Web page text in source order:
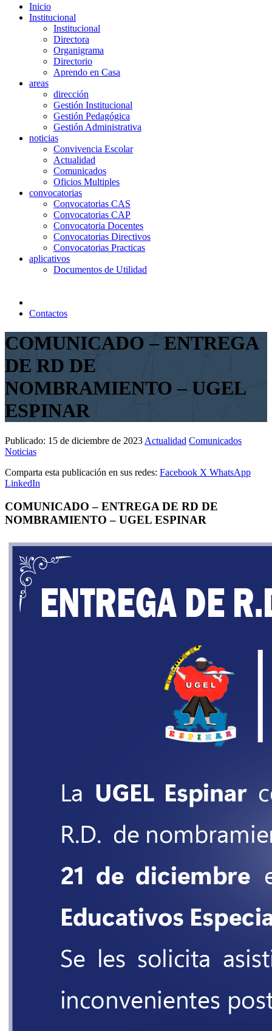
Inicio
Institucional
Institucional
Directora
Organigrama
Directorio
Aprendo en Casa
areas
dirección
Gestión Institucional
Gestión Pedagógica
Gestión Administrativa
noticias
Convivencia Escolar
Actualidad
Comunicados
Oficios Multiples
convocatorias
Convocatorias CAS
Convocatorias CAP
Convocatoria Docentes
Convocatorias Directivos
Convocatorias Practicas
aplicativos
Documentos de Utilidad
Contactos
COMUNICADO – ENTREGA
DE RD DE
NOMBRAMIENTO – UGEL
ESPINAR
Publicado: 15 de diciembre de 2023 Actualidad Comunicados
Noticias
Comparta esta publicación en sus redes: Facebook X WhatsApp
LinkedIn
COMUNICADO – ENTREGA DE RD DE
NOMBRAMIENTO – UGEL ESPINAR